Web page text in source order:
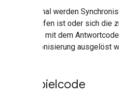
Manchmal werden
abgelaufen ist oder sich die
Anfrage mit dem Antwortcode
Synchronisierung ausgelöst
Beispielcode